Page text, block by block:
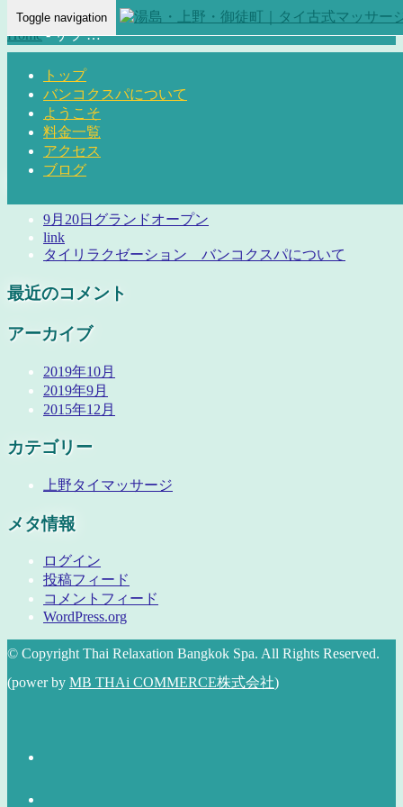
Toggle navigation
トップ
バンコクスパについて
ようこそ
料金一覧
アクセス
ブログ
Home-サラ …
最近の投稿
9月20日グランドオープン
link
タイリラクゼーション バンコクスパについて
最近のコメント
アーカイブ
2019年10月
2019年9月
2015年12月
カテゴリー
上野タイマッサージ
メタ情報
ログイン
投稿フィード
コメントフィード
WordPress.org
© Copyright Thai Relaxation Bangkok Spa. All Rights Reserved.
(power by MB THAi COMMERCE株式会社)